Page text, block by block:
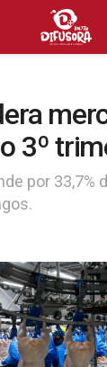
3º
por 33,7%